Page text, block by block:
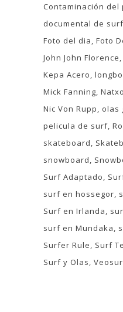
Contaminación del
documental de surf
Foto del dia Foto
John John Florence
Kepa Acero
Mick Fanning
Nic Von Rupp
olas
pelicula de surf
skateboard
snowboard
Surf Adaptado
surf en hossegor
Surf en Irlanda
surf en Mundaka
Surfer Rule
Surf
Surf y Olas